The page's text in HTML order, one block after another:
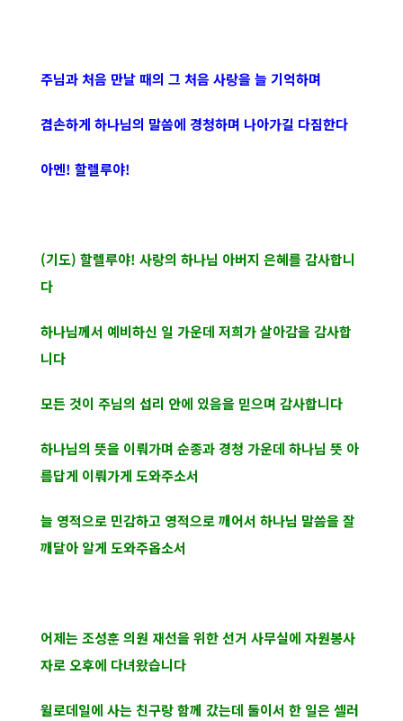
주님과 처음 만날 때의 그 처음 사랑을 늘 기억하며
겸손하게 하나님의 말씀에 경청하며 나아가길 다짐한다
아멘! 할렐루야!
(기도) 할렐루야! 사랑의 하나님 아버지 은혜를 감사합니
다
하나님께서 예비하신 일 가운데 저희가 살아감을 감사합
니다
모든 것이 주님의 섭리 안에 있음을 믿으며 감사합니다
하나님의 뜻을 이뤄가며 순종과 경청 가운데 하나님 뜻 아
름답게 이뤄가게 도와주소서
늘 영적으로 민감하고 영적으로 깨어서 하나님 말씀을 잘
깨달아 알게 도와주옵소서
어제는 조성훈 의원 재선을 위한 선거 사무실에 자원봉사
자로 오후에 다녀왔습니다
윌로데일에 사는 친구랑 함께 갔는데 둘이서 한 일은 셀러